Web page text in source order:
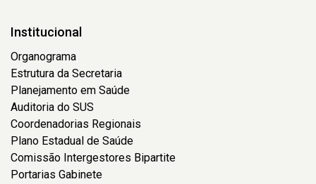
Institucional
Organograma
Estrutura da Secretaria
Planejamento em Saúde
Auditoria do SUS
Coordenadorias Regionais
Plano Estadual de Saúde
Comissão Intergestores Bipartite
Portarias Gabinete